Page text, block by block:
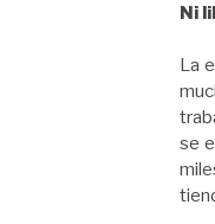
Ni
La
se